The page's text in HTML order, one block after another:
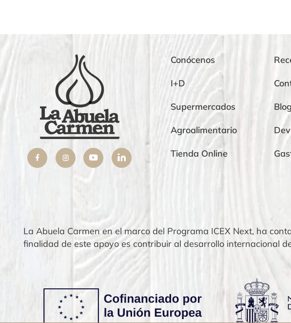
Conócenos
I+D
Supermercados
Agroalimentario
Tienda Online
Blog
de todo tipo este es el sitio.
José Antonio Martínez Hernández
La Abuela Carmen en el marco del Programa ICEX Next, ha
finalidad de este apoyo es contribuir al desarrollo internacional